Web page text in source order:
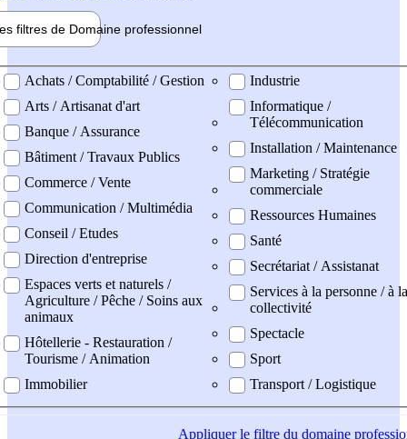
filtres de Domaine professionnel
professionel
Achats / Comptabilité / Gestion
Arts / Artisanat d'art
Banque / Assurance
Bâtiment / Travaux Publics
Commerce / Vente
Communication / Multimédia
Conseil / Etudes
Direction d'entreprise
Espaces verts et naturels /
Agriculture / Pêche / Soins aux
animaux
Hôtellerie - Restauration /
Tourisme / Animation
Immobilier
Industrie
Informatique /
Télécommunication
Installation / Maintenance
Marketing / Stratégie
commerciale
Ressources Humaines
Santé
Secrétariat / Assistanat
Services à la personne / à la
collectivité
Spectacle
Sport
Transport / Logistique
Appliquerle filtre du domaine